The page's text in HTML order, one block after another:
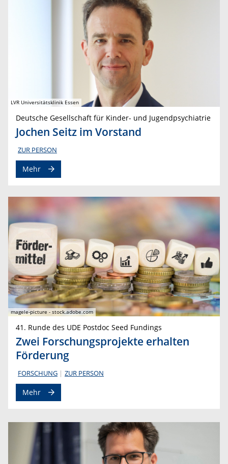
LVR Universitätsklinik Essen
Deutsche Gesellschaft für Kinder- und Jugendpsychiatrie
Jochen Seitz im Vorstand
ZUR PERSON
Mehr
magele-picture - stock.adobe.com
41. Runde des UDE Postdoc Seed Fundings
Zwei Forschungsprojekte erhalten
Förderung
FORSCHUNG ZUR PERSON
Mehr